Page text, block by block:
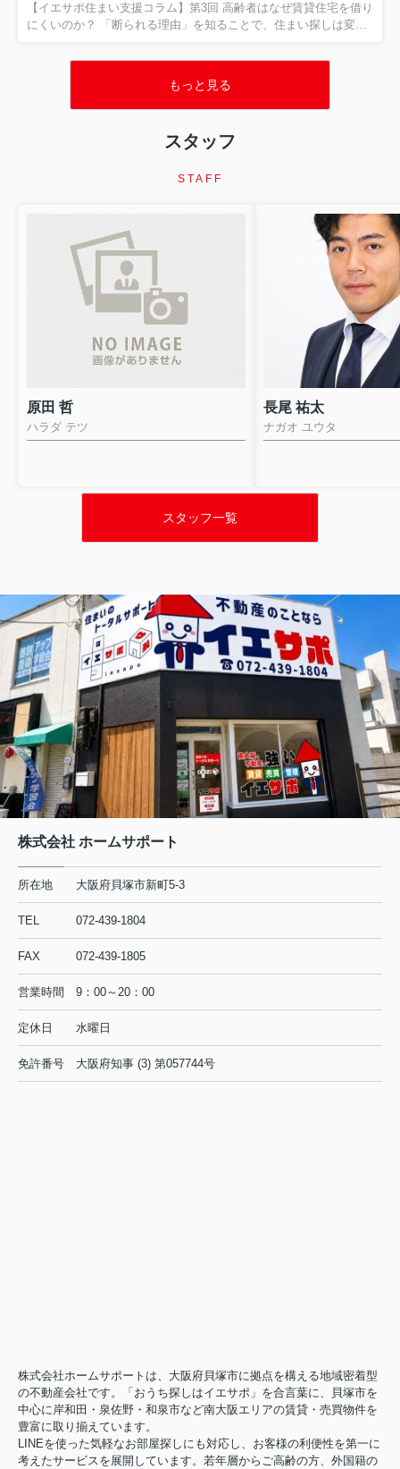
とが大切だとお伝えしました。 今回は、住まい相談の現場でも非
常に多い、 「生活保護を受けると賃貸住宅は借りられ...
【イエサポ住まい支援コラム】第3回 高齢者はなぜ賃貸住宅を借り
にくいのか？ 「断られる理由」を知ることで、住まい探しは変わ
度」と「居住支援法人」についてご紹介しました。 住まいに困る
は、行政・福祉・医療・不動産が連携することが大切だというお
話をしました。 今回は、私たちが日々もっとも多く相談を受ける
ついて、現場の経験をもとにお伝えします。 「高齢だから断られ
もっと見る
スタッフ
STAFF
原田 哲
ハラダ テツ
長尾 祐太
ナガオ ユウタ
スタッフ一覧
株式会社 ホームサポート
所在地 大阪府貝塚市新町5-3
TEL 072-439-1804
FAX 072-439-1805
営業時間 9：00～20：00
定休日 水曜日
免許番号 大阪府知事 (3) 第057744号
株式会社ホームサポートは、大阪府貝塚市に拠点を構える地域密着型
の不動産会社です。「おうち探しはイエサポ」を合言葉に、貝塚市を
中心に岸和田・泉佐野・和泉市など南大阪エリアの賃貸・売買物件を
豊富に取り揃えています。
LINEを使った気軽なお部屋探しにも対応し、お客様の利便性を第一に
考えたサービスを展開しています。若年層からご高齢の方、外国籍の